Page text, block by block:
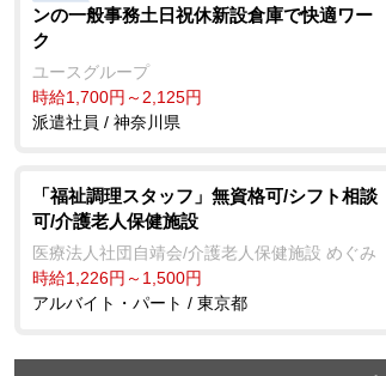
ンの一般事務土日祝休新設倉庫で快適ワー
ク
ユースグループ
時給1,700円～2,125円
派遣社員 / 神奈川県
「福祉調理スタッフ」無資格可/シフト相談
可/介護老人保健施設
医療法人社団自靖会/介護老人保健施設 めぐみ
時給1,226円～1,500円
アルバイト・パート / 東京都